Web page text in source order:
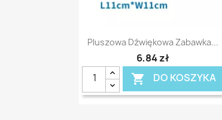
Szybki podgląd
Pluszowa Dźwiękowa Zabawka...
6,84 zł
 DO KOSZYKA